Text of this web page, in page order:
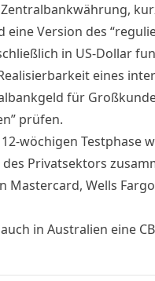
eine Version des
in US-Dollar
eines
für
prüfen.
wöchigen Testphase
Privatsektors
Mastercard, Wells
in Australien eine